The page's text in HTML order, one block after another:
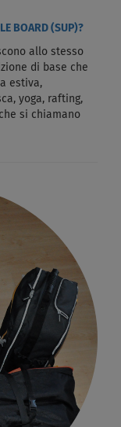
BOARD (SUP)?
allo stesso
di base che
estiva,
yoga, rafting,
si chiamano